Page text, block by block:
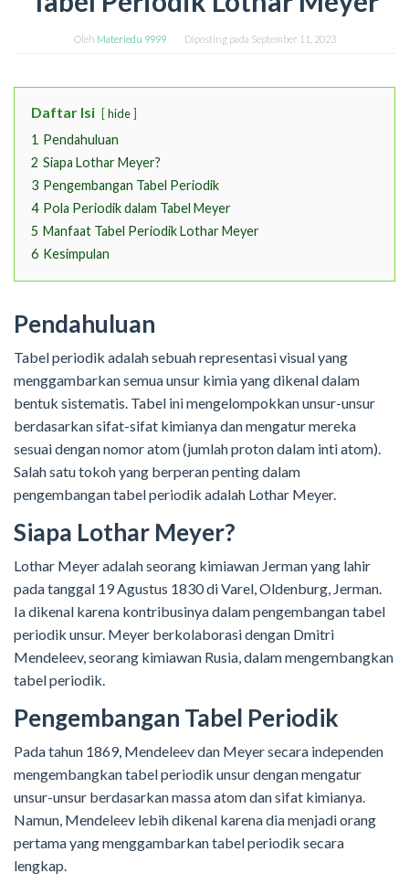
Oleh Materiedu 9999 Diposting pada September 11, 2023
Daftar Isi hide
1 Pendahuluan
2 Siapa Lothar Meyer?
3 Pengembangan Tabel Periodik
4 Pola Periodik dalam Tabel Meyer
5 Manfaat Tabel Periodik Lothar Meyer
6 Kesimpulan
Pendahuluan
Tabel periodik adalah sebuah representasi visual yang
menggambarkan semua unsur kimia yang dikenal dalam
bentuk sistematis. Tabel ini mengelompokkan unsur-unsur
berdasarkan sifat-sifat kimianya dan mengatur mereka
sesuai dengan nomor atom (jumlah proton dalam inti atom).
Salah satu tokoh yang berperan penting dalam
pengembangan tabel periodik adalah Lothar Meyer.
Siapa Lothar Meyer?
Lothar Meyer adalah seorang kimiawan Jerman yang lahir
pada tanggal 19 Agustus 1830 di Varel, Oldenburg, Jerman.
Ia dikenal karena kontribusinya dalam pengembangan tabel
periodik unsur. Meyer berkolaborasi dengan Dmitri
Mendeleev, seorang kimiawan Rusia, dalam mengembangkan
tabel periodik.
Pengembangan Tabel Periodik
Pada tahun 1869, Mendeleev dan Meyer secara independen
mengembangkan tabel periodik unsur dengan mengatur
unsur-unsur berdasarkan massa atom dan sifat kimianya.
Namun, Mendeleev lebih dikenal karena dia menjadi orang
pertama yang menggambarkan tabel periodik secara
lengkap.